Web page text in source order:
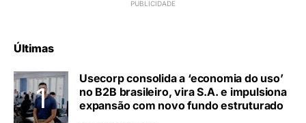
Últimas
Usecorp consolida a ‘economia do uso’
no B2B brasileiro, vira S.A. e impulsiona
expansão com novo fundo estruturado